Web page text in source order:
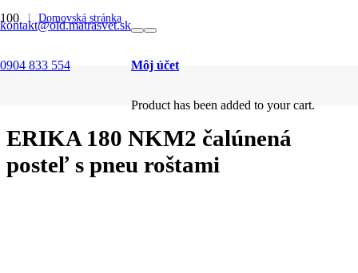
kontakt@old.matrasvet.sk
0904 833 554 Môj účet
Product has been added to your cart.
Domovská stránka
/
/
Čalúnené
ERIKA 180 NKM2 čalúnená posteľ s pneu roštami
ERIKA 180 NKM2 čalúnená
posteľ s pneu roštami